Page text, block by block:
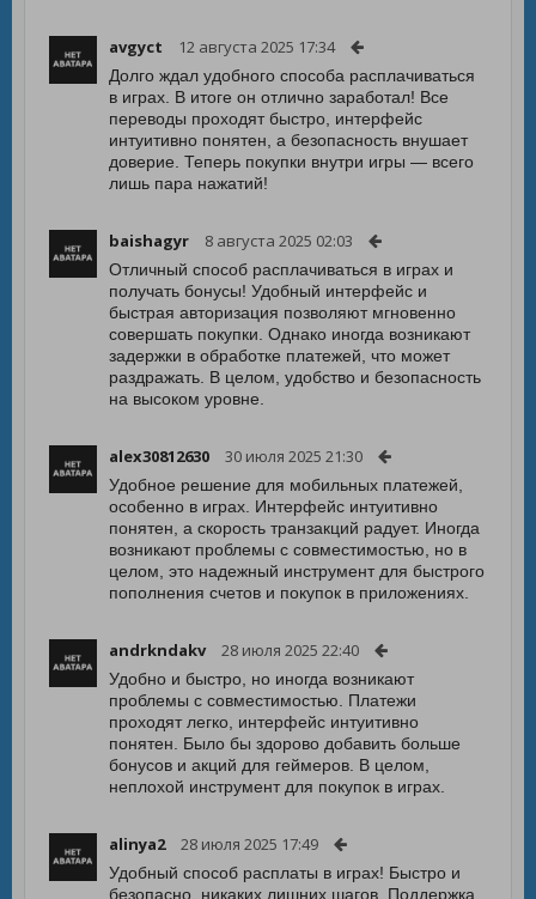
avgyct 12 августа 2025 17:34
Долго ждал удобного способа расплачиваться
в играх. В итоге он отлично заработал! Все
переводы проходят быстро, интерфейс
интуитивно понятен, а безопасность внушает
доверие. Теперь покупки внутри игры — всего
лишь пара нажатий!
baishagyr 8 августа 2025 02:03
Отличный способ расплачиваться в играх и
получать бонусы! Удобный интерфейс и
быстрая авторизация позволяют мгновенно
совершать покупки. Однако иногда возникают
задержки в обработке платежей, что может
раздражать. В целом, удобство и безопасность
на высоком уровне.
alex30812630 30 июля 2025 21:30
Удобное решение для мобильных платежей,
особенно в играх. Интерфейс интуитивно
понятен, а скорость транзакций радует. Иногда
возникают проблемы с совместимостью, но в
целом, это надежный инструмент для быстрого
пополнения счетов и покупок в приложениях.
andrkndakv 28 июля 2025 22:40
Удобно и быстро, но иногда возникают
проблемы с совместимостью. Платежи
проходят легко, интерфейс интуитивно
понятен. Было бы здорово добавить больше
бонусов и акций для геймеров. В целом,
неплохой инструмент для покупок в играх.
alinya2 28 июля 2025 17:49
Удобный способ расплаты в играх! Быстро и
безопасно, никаких лишних шагов. Поддержка